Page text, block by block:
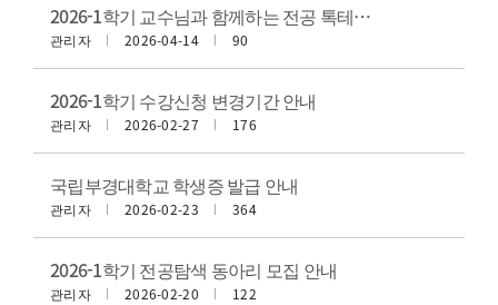
2026-1학기 교수님과 함께하는 전공 톡테이블 "전공 한바퀴" 신청 안내(5월)
관리자 2026-04-14 90
2026-1학기 수강신청 변경기간 안내
관리자 2026-02-27 176
국립부경대학교 학생증 발급 안내
관리자 2026-02-23 364
2026-1학기 전공탐색 동아리 모집 안내
관리자 2026-02-20 122